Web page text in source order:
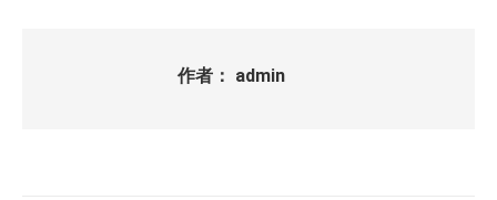
作者： admin